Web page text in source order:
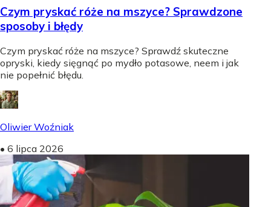
Czym pryskać róże na mszyce? Sprawdzone
sposoby i błędy
Czym pryskać róże na mszyce? Sprawdź skuteczne
opryski, kiedy sięgnąć po mydło potasowe, neem i jak
nie popełnić błędu.
Oliwier Woźniak
• 6 lipca 2026